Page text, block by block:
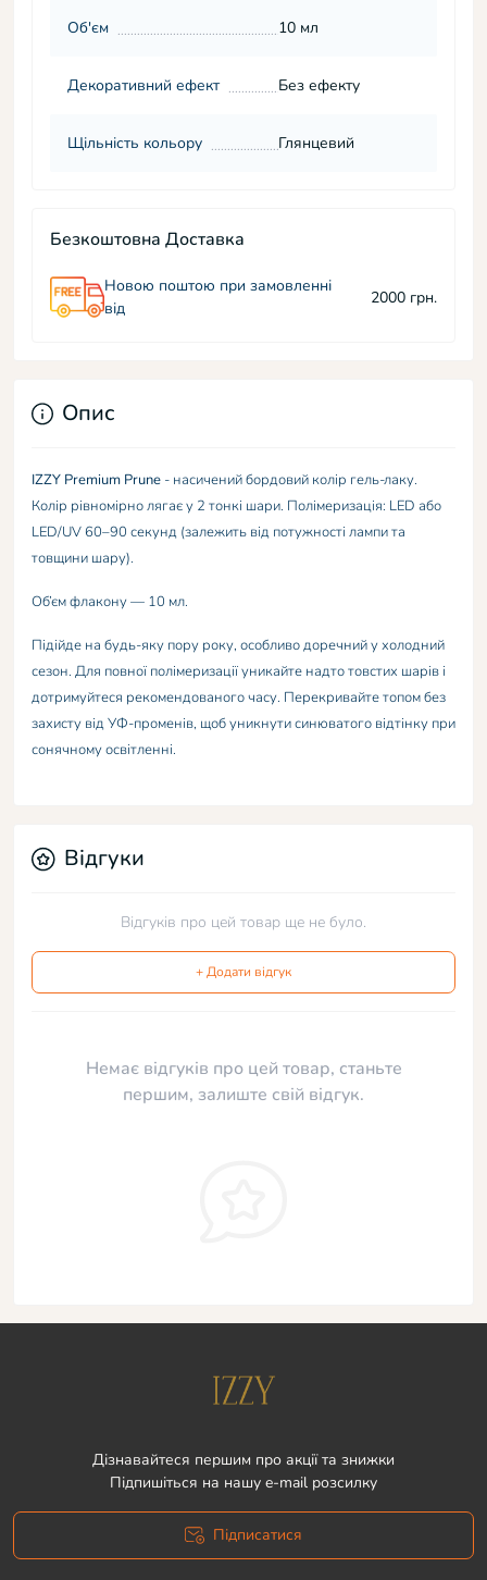
Об'єм 10 мл
Декоративний ефект Без ефекту
Щільність кольору Глянцевий
Безкоштовна Доставка
Новою поштою при замовленні
від
2000 грн.
Опис
IZZY Premium Prune - насичений бордовий колір гель-лаку.
Колір рівномірно лягає у 2 тонкі шари. Полімеризація: LED або
LED/UV 60–90 секунд (залежить від потужності лампи та
товщини шару).
Об’єм флакону — 10 мл.
Підійде на будь-яку пору року, особливо доречний у холодний
сезон. Для повної полімеризації уникайте надто товстих шарів і
дотримуйтеся рекомендованого часу. Перекривайте топом без
захисту від УФ-променів, щоб уникнути синюватого відтінку при
сонячному освітленні.
Відгуки
Відгуків про цей товар ще не було.
+ Додати відгук
Немає відгуків про цей товар, станьте
першим, залиште свій відгук.
Дізнавайтеся першим про акції та знижки
Підпишіться на нашу e-mail розсилку
Підписатися